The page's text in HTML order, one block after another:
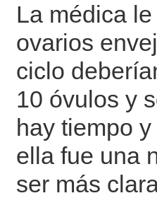
La médica
ovarios
ciclo
10 óvulos y
hay tiempo
ella fue una
ser más